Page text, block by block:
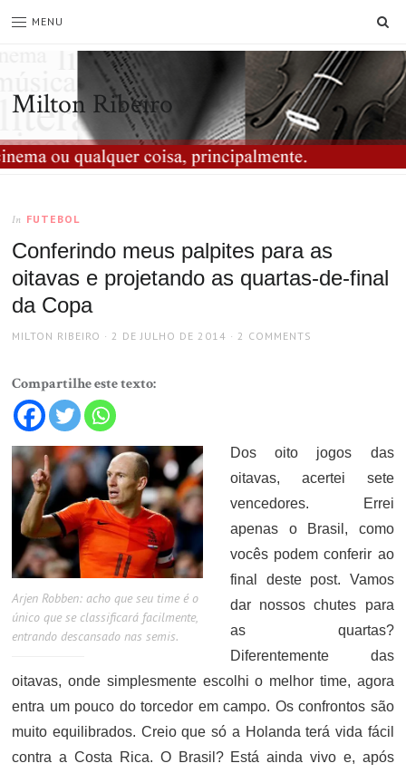
MENU
Milton Ribeiro
In FUTEBOL
Conferindo meus palpites para as
oitavas e projetando as quartas-de-final
da Copa
AUTHOR
MILTON RIBEIRO
POSTED
2 DE JULHO DE 2014 2 COMMENTS
Compartilhe este texto:
Arjen Robben: acho que seu time é o
único que se classificará facilmente,
entrando descansado nas semis.
Dos oito jogos das
oitavas, acertei sete
vencedores. Errei
apenas o Brasil, como
vocês podem conferir ao
final deste post. Vamos
dar nossos chutes para
as quartas?
Diferentemente das
oitavas, onde simplesmente escolhi o melhor time, agora
entra um pouco do torcedor em campo. Os confrontos são
muito equilibrados. Creio que só a Holanda terá vida fácil
contra a Costa Rica. O Brasil? Está ainda vivo e, após